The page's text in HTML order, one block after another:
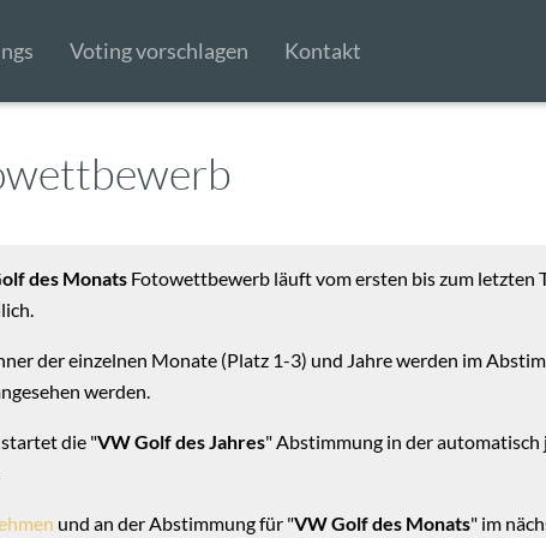
Voting vorschlagen Kontakt
des Monats Fotowettbewerb läuft vom ersten bis zum letzten
der einzelnen Monate (Platz 1-3) und Jahre werden im
werden.
die "VW Golf des Jahres" Abstimmung in der
und an der Abstimmung für "VW Golf des Monats" im